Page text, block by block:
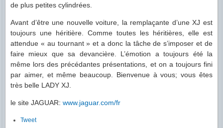
de plus petites cylindrées.
Avant d’être une nouvelle voiture, la remplaçante d’une XJ est
toujours une héritière. Comme toutes les héritières, elle est
attendue « au tournant » et a donc la tâche de s’imposer et de
faire mieux que sa devancière. L’émotion a toujours été la
même lors des précédantes présentations, et on a toujours fini
par aimer, et même beaucoup. Bienvenue à vous; vous êtes
très belle LADY XJ.
le site JAGUAR: www.jaguar.com/fr
Tweet